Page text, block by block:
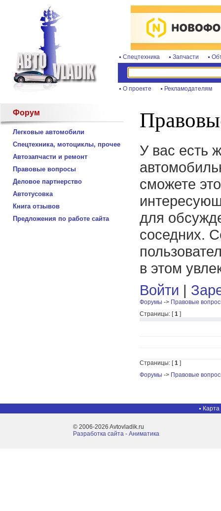
Спецтехника Запчасти
О проекте Рекламодателям
Форум
Легковые автомобили
Спецтехника, мотоциклы, прочее
Автозапчасти и ремонт
Правовые вопросы
Деловое партнерство
Автотусовка
Книга отзывов
Предложения по работе сайта
У вас есть
сможете
для
соседних.
в этом
Войти |
Форумы -> Правовые
Страницы: [1 ]
Страницы: [1 ]
Форумы -> Правовые
Карта
© 2006-2026 Avtovladik.ru
Разработка сайта - Aниматика